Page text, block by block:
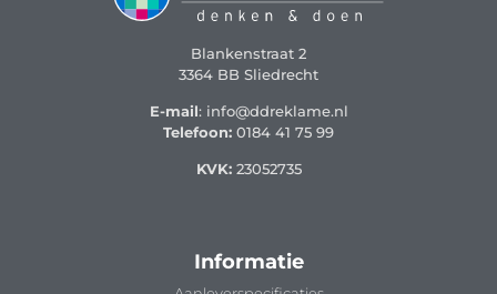
Blankenstraat 2
3364 BB Sliedrecht
E-mail: info@ddreklame.nl
Telefoon: 0184 41 75 99
KVK: 23052735
Informatie